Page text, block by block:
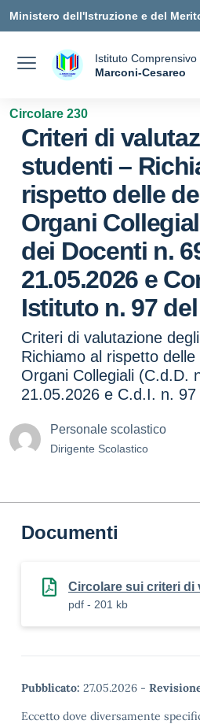
Ministero dell'Istruzione e del
Istituto Comprensivo
Marconi-Cesareo
Circolare 230
Criteri di
studenti –
rispetto delle
Organi
dei Docenti n.
21.05.2026 e
Istituto n. 97
Criteri di valutazione
Richiamo al rispetto delle
Organi Collegiali (C.d.D.
21.05.2026 e C.d.I. n.
Personale scolastico
Dirigente Scolastico
Documenti
Circolare sui criteri di
pdf - 201 kb
Pubblicato: 27.05.2026 -
Eccetto dove diversamente